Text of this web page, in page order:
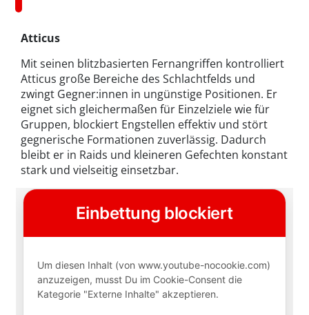
Atticus
Mit seinen blitzbasierten Fernangriffen kontrolliert
Atticus große Bereiche des Schlachtfelds und
zwingt Gegner:innen in ungünstige Positionen. Er
eignet sich gleichermaßen für Einzelziele wie für
Gruppen, blockiert Engstellen effektiv und stört
gegnerische Formationen zuverlässig. Dadurch
bleibt er in Raids und kleineren Gefechten konstant
stark und vielseitig einsetzbar.